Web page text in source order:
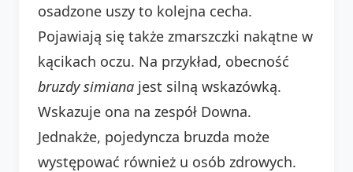
osadzone uszy to kolejna cecha.
Pojawiają się także zmarszczki nakątne w
kącikach oczu. Na przykład, obecność
bruzdy simiana jest silną wskazówką.
Wskazuje ona na zespół Downa.
Jednakże, pojedyncza bruzda może
występować również u osób zdrowych.